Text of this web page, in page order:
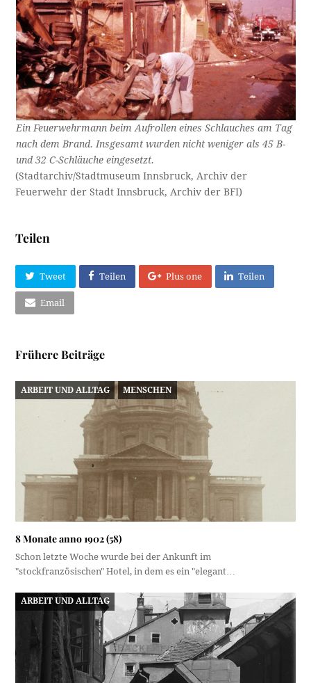
Ein Feuerwehrmann beim Aufrollen eines Schlauches am Tag
nach dem Brand. Insgesamt wurden nicht weniger als 45 B-
und 32 C-Schläuche eingesetzt.
(Stadtarchiv/Stadtmuseum Innsbruck, Archiv der
Feuerwehr der Stadt Innsbruck, Archiv der BFI)
Teilen
Tweet Teilen Plus one Teilen
Email
Frühere Beiträge
ARBEIT UND ALLTAG MENSCHEN
8 Monate anno 1902 (58)
Schon letzte Woche wurde bei der Ankunft im
"stockfranzösischen" Hotel, in dem es ein "elegant…
ARBEIT UND ALLTAG